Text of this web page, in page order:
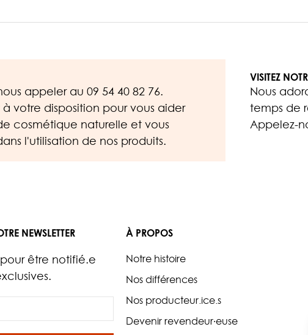
appeler au 09 54 40 82 76.
votre disposition pour vous aider
cosmétique naturelle et vous
l'utilisation de nos produits.
VISITEZ
Nous
temps de
Appelez-
NEWSLETTER
être notifié.e
À PROPOS
Notre histoire
Nos différences
Nos producteur.ice.s
Devenir revendeur·euse